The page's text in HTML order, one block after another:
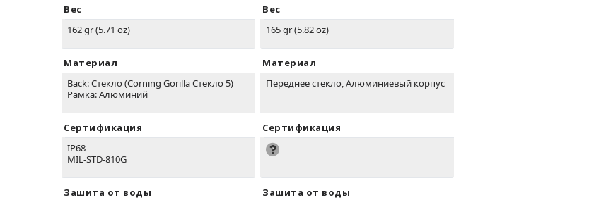
Вес
162 gr (5.71 oz)
Материал
Back: Стекло (Corning Gorilla Стекло 5)
Рамка: Алюминий
Сертификация
IP68
MIL-STD-810G
Зашита от воды
Вес
165 gr (5.82 oz)
Материал
Переднее стекло, Алюминиевый корпус
Сертификация
Зашита от воды